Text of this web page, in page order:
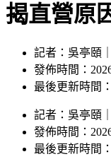
揭直營原
記者：吳亭頤
發佈時間：
最後更新時間
記者 ： 吳亭頤
發佈時間：
最後更新時間：